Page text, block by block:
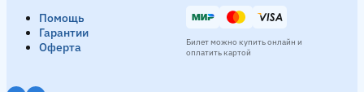
Помощь
Гарантии
Оферта
Билет можно купить онлайн и
оплатить картой